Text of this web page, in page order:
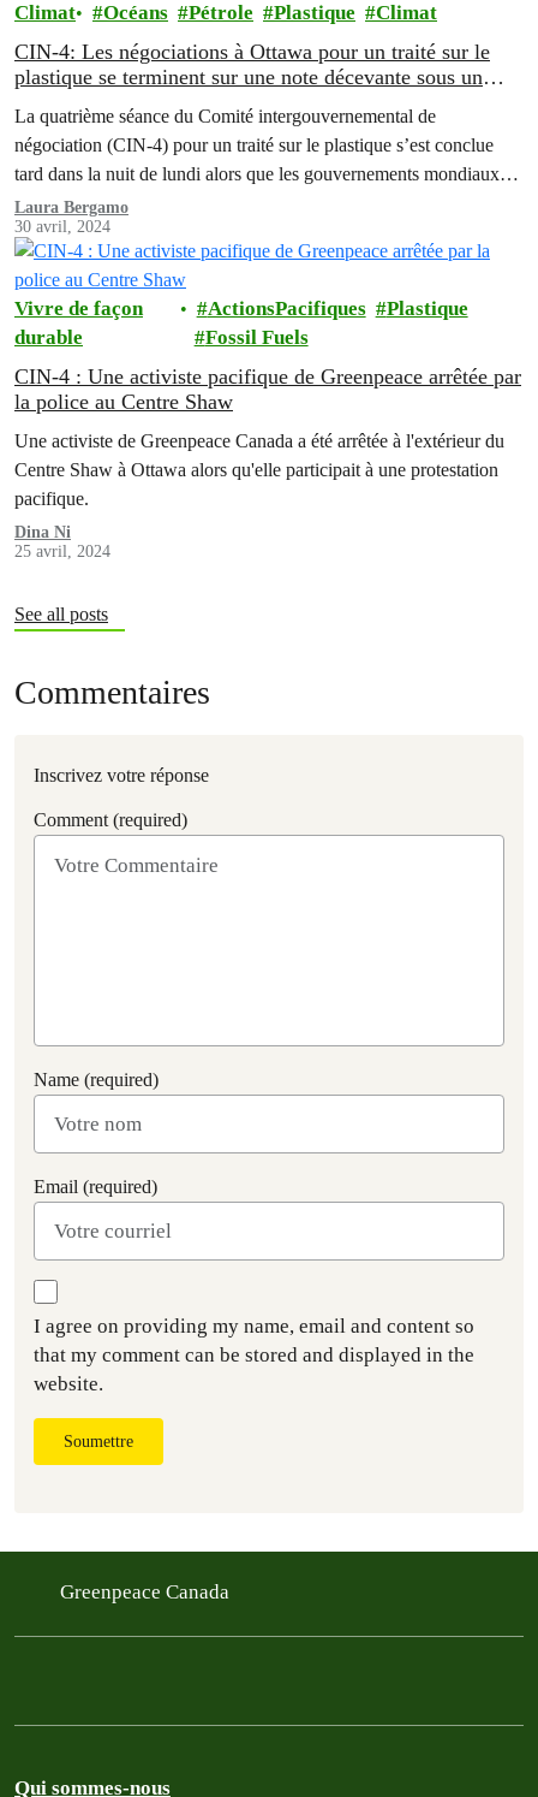
Climat Océans Pétrole Plastique Climat
CIN-4: Les négociations à Ottawa pour un traité sur le
plastique se terminent sur une note décevante sous un
leadership canadien mitigé
La quatrième séance du Comité intergouvernemental de
négociation (CIN-4) pour un traité sur le plastique s’est conclue
tard dans la nuit de lundi alors que les gouvernements mondiaux
n'ont pas réussi à se mettre d'accord sur l'inclusion d'une référence
à la réduction de la production de plastique ou aux polymères dans
les travaux intersessions, malgré…
Laura Bergamo
30 avril, 2024
Vivre de façon
durable
ActionsPacifiques
Plastique
Fossil Fuels
CIN-4 : Une activiste pacifique de Greenpeace arrêtée par
la police au Centre Shaw
Une activiste de Greenpeace Canada a été arrêtée à l'extérieur du
Centre Shaw à Ottawa alors qu'elle participait à une protestation
pacifique.
Dina Ni
25 avril, 2024
See all posts
Commentaires
Inscrivez votre réponse
Comment (required)
Name (required)
Email (required)
I agree on providing my name, email and content so
that my comment can be stored and displayed in the
website.
Soumettre
Greenpeace Canada
Qui sommes-nous